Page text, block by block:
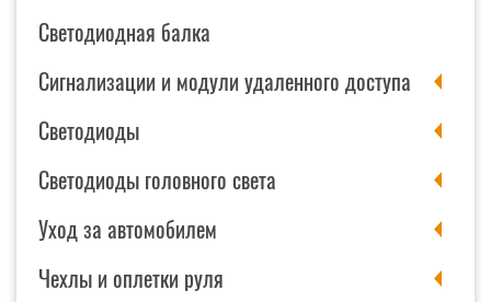
Светодиодная балка
Сигнализации и модули удаленного доступа
Светодиоды
Светодиоды головного света
Уход за автомобилем
Чехлы и оплетки руля